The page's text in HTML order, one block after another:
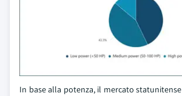
In base alla potenza, il mercato